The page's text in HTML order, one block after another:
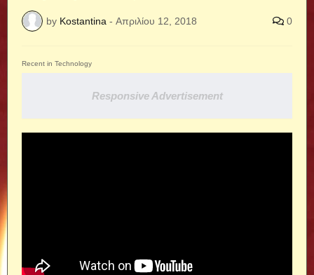
by Kostantina - Απριλίου 12, 2018 0
Recent in Technology
Responsive Advertisement